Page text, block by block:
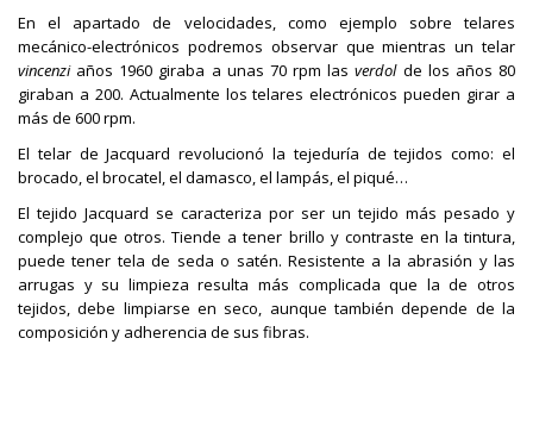
En el apartado de velocidades, como ejemplo sobre telares
mecánico-electrónicos podremos observar que mientras un telar
vincenzi años 1960 giraba a unas 70 rpm lasverdol de los años 80
giraban a 200. Actualmente los telares electrónicos pueden girar a
más de 600 rpm.
El telar de Jacquard revolucionó la tejeduría de tejidos como: el
brocado, el brocatel, el damasco, el lampás, el piqué…
El tejido Jacquard se caracteriza por ser un tejido más pesado y
complejo que otros. Tiende a tener brillo y contraste en la tintura,
puede tener tela de seda o satén. Resistente a la abrasión y las
arrugas y su limpieza resulta más complicada que la de otros
tejidos, debe limpiarse en seco, aunque también depende de la
composición y adherencia de sus fibras.